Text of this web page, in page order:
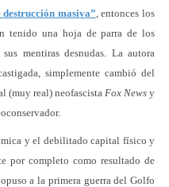
masiva”, entonces los
tenido una hoja de parra de los
mentiras desnudas. La autora
simplemente cambió del
(muy real) neofascista Fox Newsy
y el debilitado capital físico y
por completo como resultado de
a la primera guerra del Golfo